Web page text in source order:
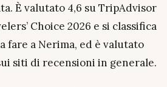
È valutato 4,6 su TripAdvisor
Choice 2026 e si classifica
fare a Nerima, ed è valutato
siti di recensioni in generale.